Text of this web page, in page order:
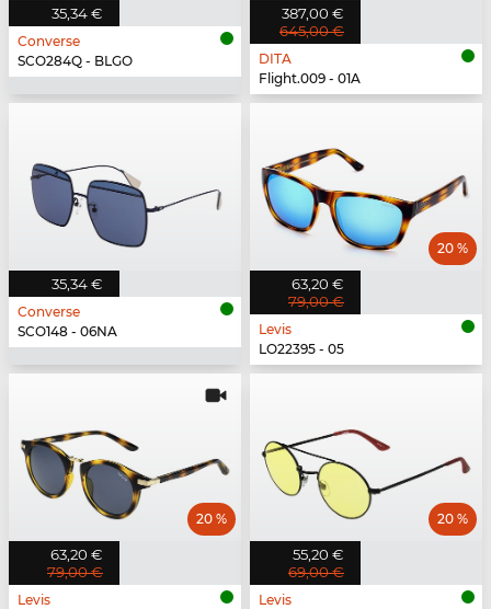
35,34 €
Converse
SCO284Q - BLGO
387,00 €
645,00 €
DITA
Flight.009 - 01A
35,34 €
Converse
SCO148 - 06NA
63,20 €
79,00 €
20 %
Levis
LO22395 - 05
63,20 €
79,00 €
20 %
Levis
55,20 €
69,00 €
20 %
Levis